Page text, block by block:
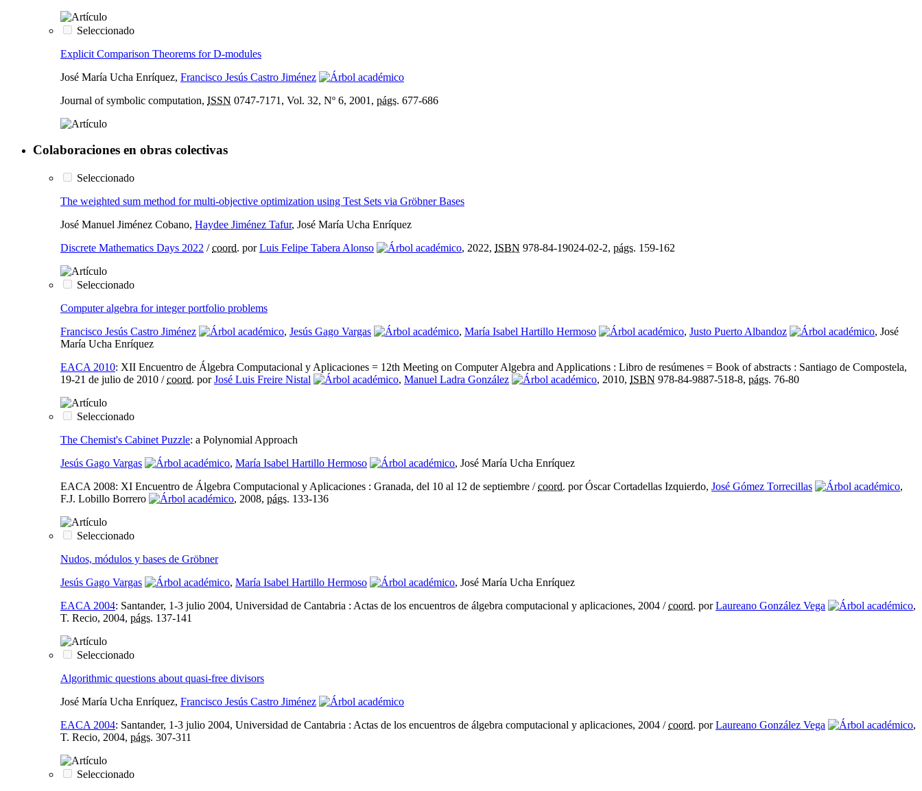
Seleccionado
Explicit Comparison Theorems for D-modules
José María Ucha Enríquez, Francisco Jesús Castro Jiménez
Journal of symbolic computation, ISSN 0747-7171, Vol. 32, Nº 6, 2001, págs. 677-686
Colaboraciones en obras colectivas
Seleccionado
The weighted sum method for multi-objective optimization using Test Sets via Gröbner Bases
José Manuel Jiménez Cobano, Haydee Jiménez Tafur, José María Ucha Enríquez
Discrete Mathematics Days 2022 /coord. porLuis Felipe Tabera Alonso , 2022, ISBN 978-84-19024-02-2, págs. 159-162
Seleccionado
Computer algebra for integer portfolio problems
Francisco Jesús Castro Jiménez
, Jesús Gago Vargas , María Isabel Hartillo Hermoso , Justo Puerto Albandoz
, José
María Ucha Enríquez
EACA 2010: XII Encuentro de Álgebra Computacional y Aplicaciones = 12th Meeting on Computer Algebra and Applications : Libro de resúmenes = Book of abstracts : Santiago de Compostela,
19-21 de julio de 2010 /coord. porJosé Luis Freire Nistal , Manuel Ladra González , 2010, ISBN 978-84-9887-518-8, págs. 76-80
Seleccionado
The Chemist's Cabinet Puzzle: a Polynomial Approach
Jesús Gago Vargas
, María Isabel Hartillo Hermoso
, José María Ucha Enríquez
EACA 2008: XI Encuentro de Álgebra Computacional y Aplicaciones : Granada, del 10 al 12 de septiembre /coord. por Óscar Cortadellas Izquierdo, José Gómez Torrecillas
,
F.J. Lobillo Borrero
, 2008, págs. 133-136
Seleccionado
Nudos, módulos y bases de Gröbner
Jesús Gago Vargas
, María Isabel Hartillo Hermoso
, José María Ucha Enríquez
EACA 2004: Santander, 1-3 julio 2004, Universidad de Cantabria : Actas de los encuentros de álgebra computacional y aplicaciones, 2004 /coord. porLaureano González Vega
,
T. Recio, 2004, págs. 137-141
Seleccionado
Algorithmic questions about quasi-free divisors
José María Ucha Enríquez, Francisco Jesús Castro Jiménez
EACA 2004: Santander, 1-3 julio 2004, Universidad de Cantabria : Actas de los encuentros de álgebra computacional y aplicaciones, 2004 /coord. porLaureano González Vega
,
T. Recio, 2004, págs. 307-311
Seleccionado